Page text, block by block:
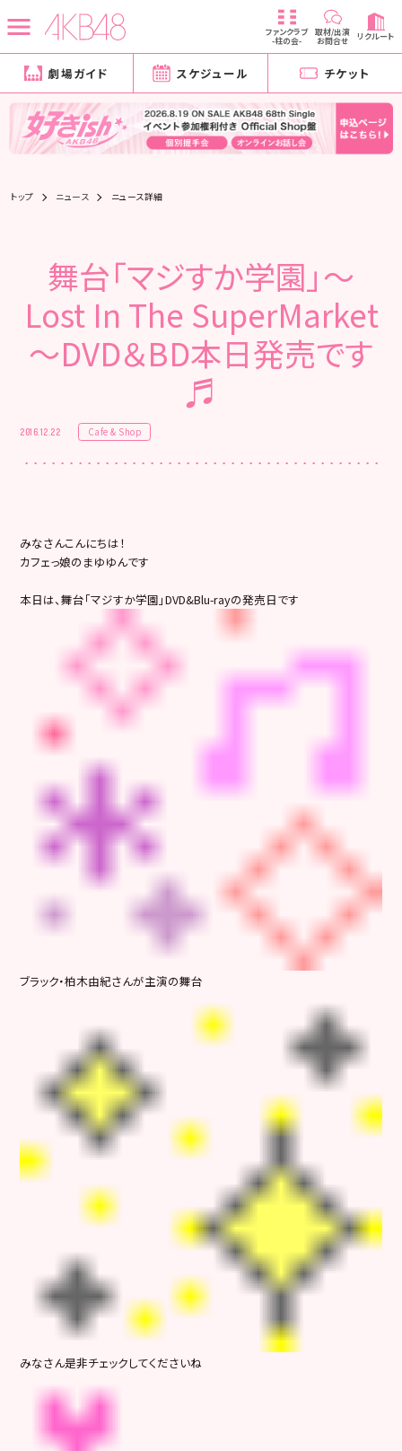
ファンクラブ
-柱の会-
取材/出演
お問合せ リクルート
劇場ガイド スケジュール チケット
トップ ニュース ニュース詳細
舞台「マジすか学園」～
Lost In The SuperMarket
～DVD＆BD本日発売です
♬
2016.12.22 Cafe & Shop
みなさんこんにちは！
カフェっ娘のまゆゆんです
本日は、舞台「マジすか学園」DVD&Blu-rayの発売日です
ブラック・柏木由紀さんが主演の舞台
みなさん是非チェックしてくださいね